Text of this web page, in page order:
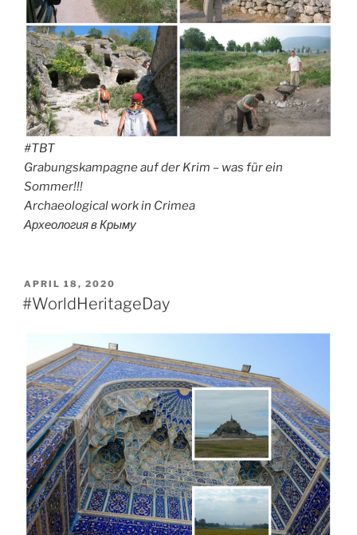
#TBT
Grabungskampagne auf der Krim – was für ein
Sommer!!!
Archaeological work in Crimea
Археология в Крыму
VERÖFFENTLICHT
AM
APRIL 18, 2020
#WorldHeritageDay